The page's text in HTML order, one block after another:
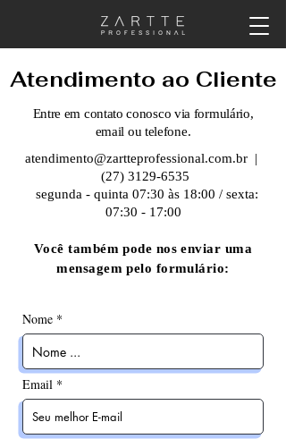
Atendimento ao Cliente
Entre em contato conosco via formulário,
email ou telefone.
atendimento@zartteprofessional.com.br |
(27) 3129-6535
segunda - quinta 07:30 às 18:00 / sexta:
07:30 - 17:00
Você também pode nos enviar uma
mensagem pelo formulário:
Nome
Email